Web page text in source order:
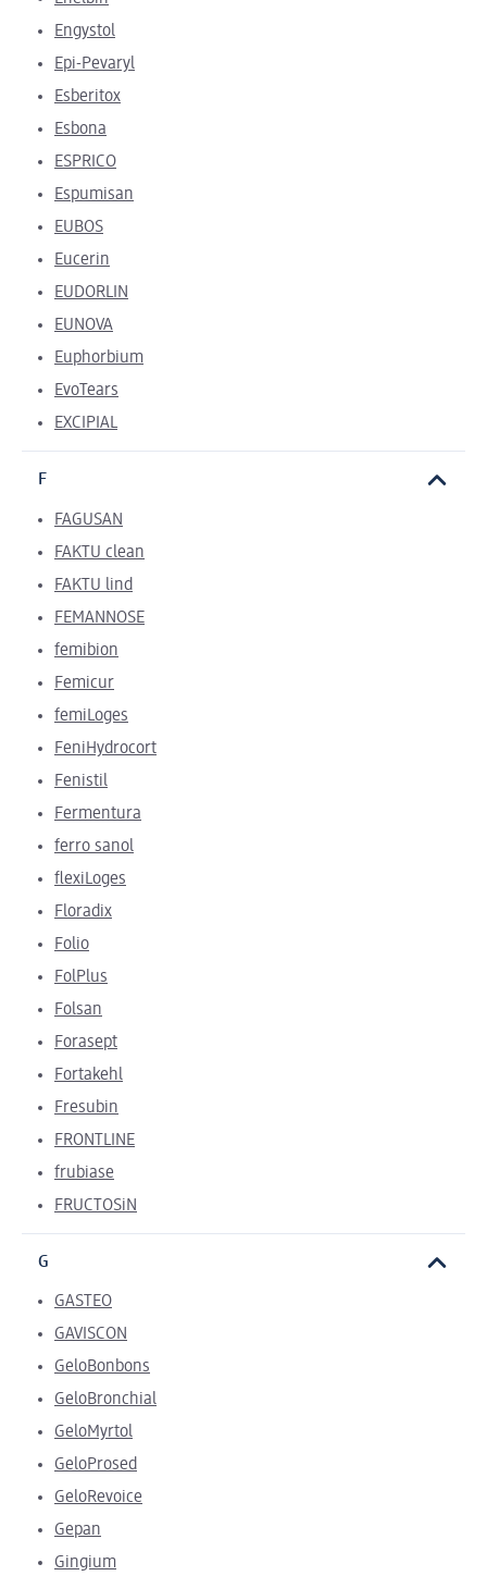
Engystol
Epi-Pevaryl
Esberitox
Esbona
ESPRICO
Espumisan
EUBOS
Eucerin
EUDORLIN
EUNOVA
Euphorbium
EvoTears
EXCIPIAL
F
FAGUSAN
FAKTU clean
FAKTU lind
FEMANNOSE
femibion
Femicur
femiLoges
FeniHydrocort
Fenistil
Fermentura
ferro sanol
flexiLoges
Floradix
Folio
FolPlus
Folsan
Forasept
Fortakehl
Fresubin
FRONTLINE
frubiase
FRUCTOSiN
G
GASTEO
GAVISCON
GeloBonbons
GeloBronchial
GeloMyrtol
GeloProsed
GeloRevoice
Gepan
Gingium